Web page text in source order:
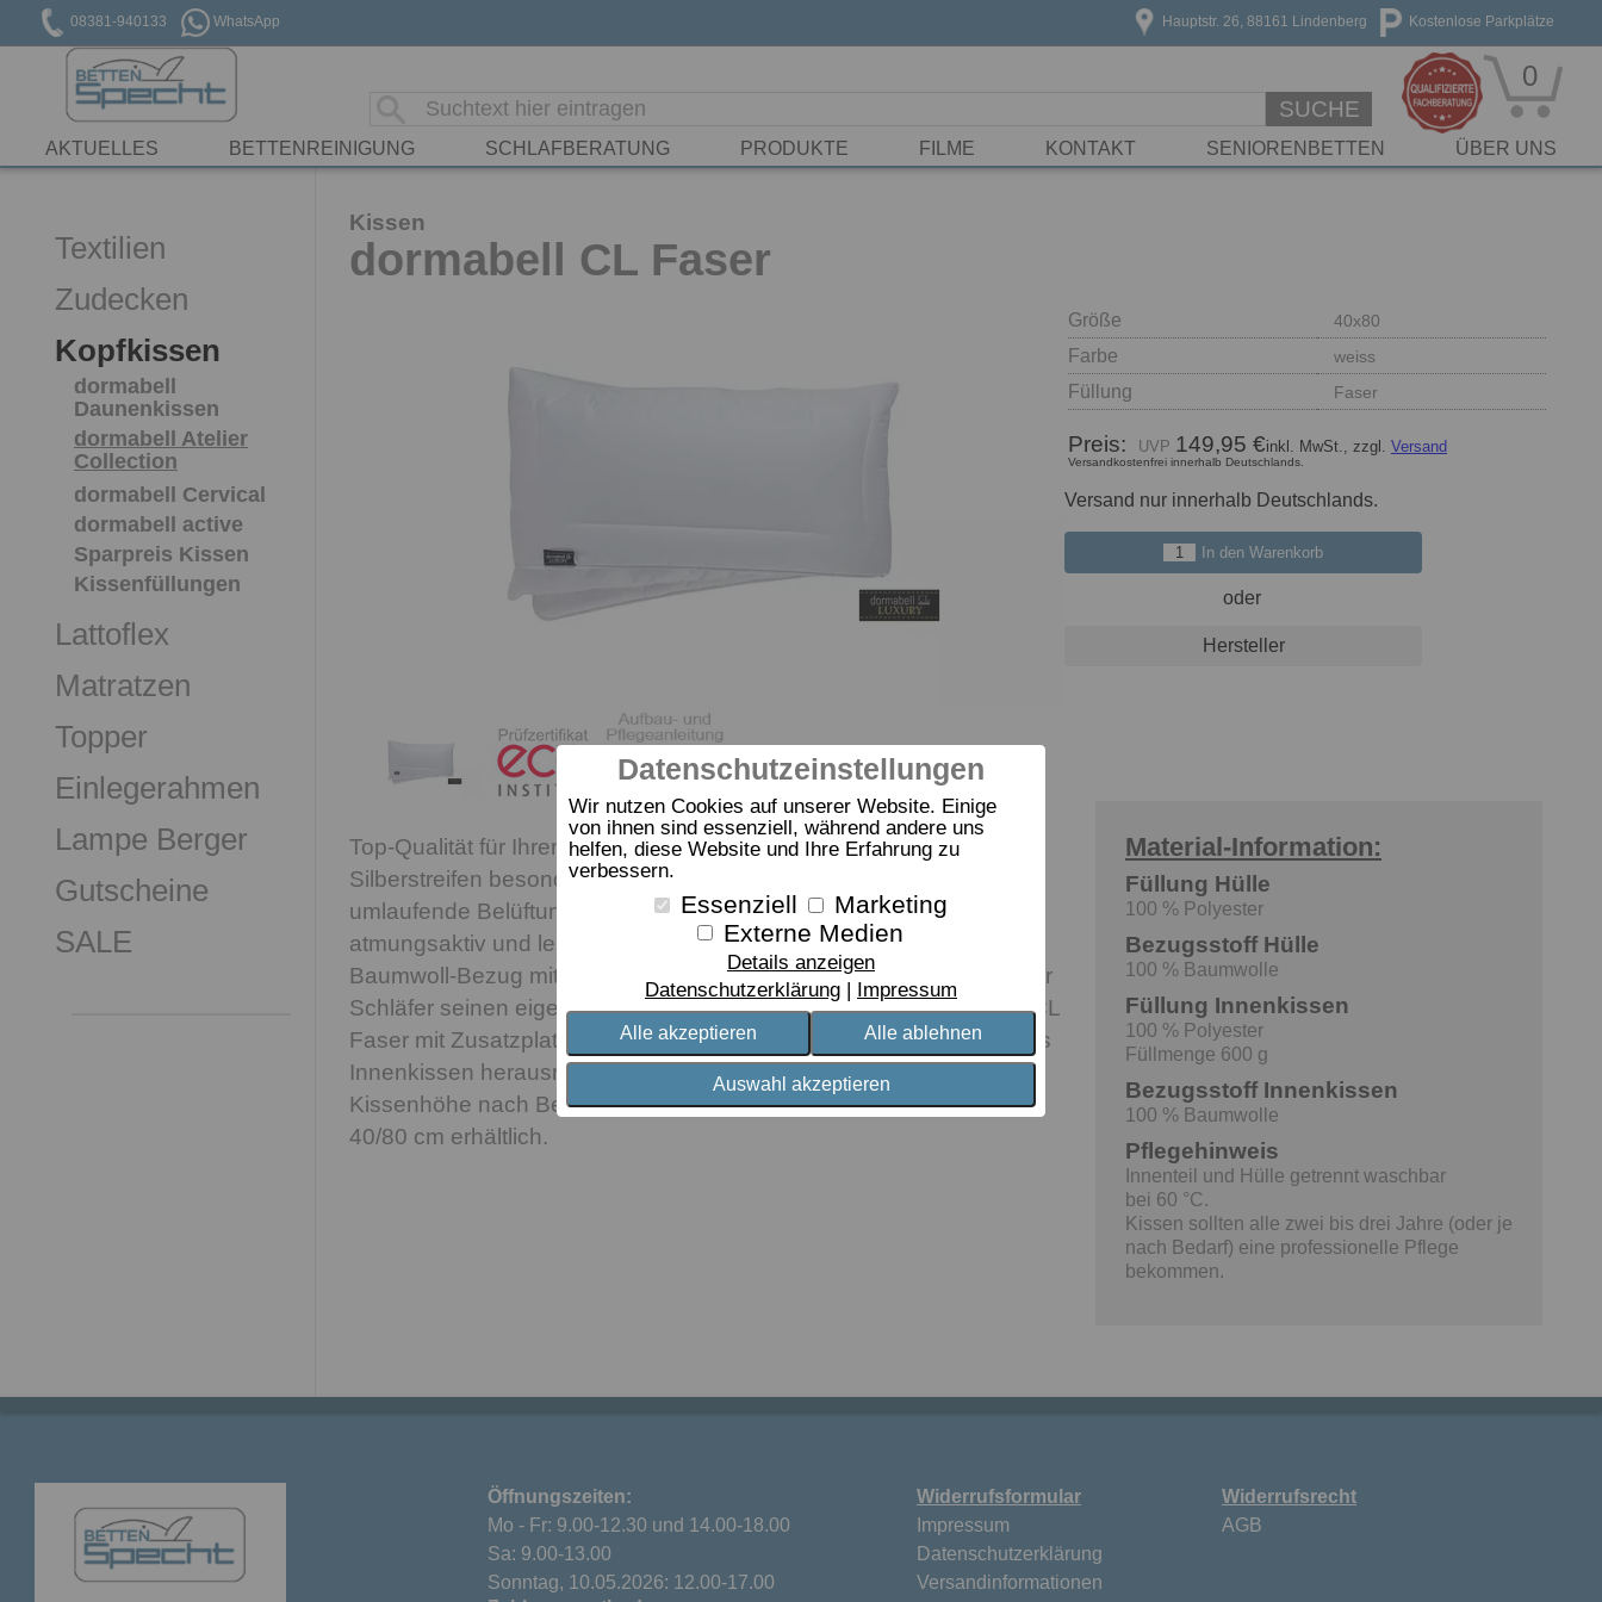
Datenschutzeinstellungen
Wir nutzen Cookies auf unserer Website. Einige
von ihnen sind essenziell, während andere uns
helfen, diese Website und Ihre Erfahrung zu
verbessern.
Essenziell
Marketing
Externe Medien
Details anzeigen
Datenschutzerklärung
Impressum
Alle akzeptieren Alle ablehnen
Auswahl akzeptieren
08381-940133 WhatsApp Kostenlose Parkplätze
Hauptstr. 26, 88161 Lindenberg
SUCHE
0
AKTUELLES BETTENREINIGUNG SCHLAFBERATUNG PRODUKTE FILME KONTAKT SENIORENBETTEN ÜBER UNS
Textilien
Zudecken
Kopfkissen
dormabell
Daunenkissen
dormabell Atelier
Collection
dormabell Cervical
dormabell active
Sparpreis Kissen
Kissenfüllungen
Lattoflex
Matratzen
Topper
Einlegerahmen
Lampe Berger
Gutscheine
SALE
Kissen
dormabell CL Faser
Größe 40x80
Farbe weiss
Füllung Faser
Preis: 149,95 €inkl. MwSt., zzgl. Versand
Versandkostenfrei innerhalb Deutschlands.
Versand nur innerhalb Deutschlands.
In den Warenkorb
oder
Hersteller
Top-Qualität für Ihren Kopf: Bereits die Außenseite ist dank edlen
Silberstreifen besonders kühlend und hygienisch. Das innovative,
umlaufende Belüftungs-Gewebe macht dieses Faserkissen
atmungsaktiv und leitet Feuchtigkeit ab. Gefüllt ist der feine, weiße
Baumwoll-Bezug mit kuscheligen, weichen Faserbällchen. Weil jeder
Schläfer seinen eigenen Kopf hat, lässt sich das Kissen dormabell CL
Faser mit Zusatzplatten hoch-individuell einstellen. Außerdem ist das
Innenkissen herausnehmbar. So können Sie die Füllmenge und
Kissenhöhe nach Belieben anpassen. Das Kissen ist in der Größe
40/80 cm erhältlich.
Material-Information:
Füllung Hülle
100 % Polyester
Bezugsstoff Hülle
100 % Baumwolle
Füllung Innenkissen
100 % Polyester
Füllmenge 600 g
Bezugsstoff Innenkissen
100 % Baumwolle
Pflegehinweis
Innenteil und Hülle getrennt waschbar
bei 60 °C.
Kissen sollten alle zwei bis drei Jahre (oder je
nach Bedarf) eine professionelle Pflege
bekommen.
Öffnungszeiten:
Mo - Fr: 9.00-12.30 und 14.00-18.00
Sa: 9.00-13.00
Sonntag, 10.05.2026: 12.00-17.00
Widerrufsformular
Impressum
Datenschutzerklärung
Versandinformationen
Widerrufsrecht
AGB